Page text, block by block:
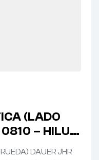
(LADO
0810 – HILUX
2.8 DAUER JHR